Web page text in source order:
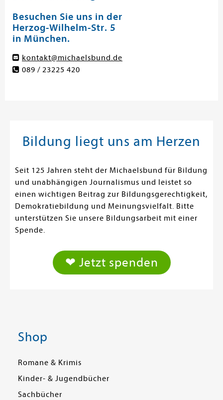
Besuchen Sie uns in der
Herzog-Wilhelm-Str. 5
in München.
kontakt@michaelsbund.de
089 / 23225 420
Bildung liegt uns am Herzen
Seit 125 Jahren steht der Michaelsbund für Bildung
und unabhängigen Journalismus und leistet so
einen wichtigen Beitrag zur Bildungsgerechtigkeit,
Demokratiebildung und Meinungsvielfalt. Bitte
unterstützen Sie unsere Bildungsarbeit mit einer
Spende.
❤ Jetzt spenden
Shop
Romane & Krimis
Kinder- & Jugendbücher
Sachbücher